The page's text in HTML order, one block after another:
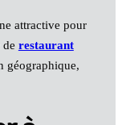
attractive pour
de restaurant
géographique,